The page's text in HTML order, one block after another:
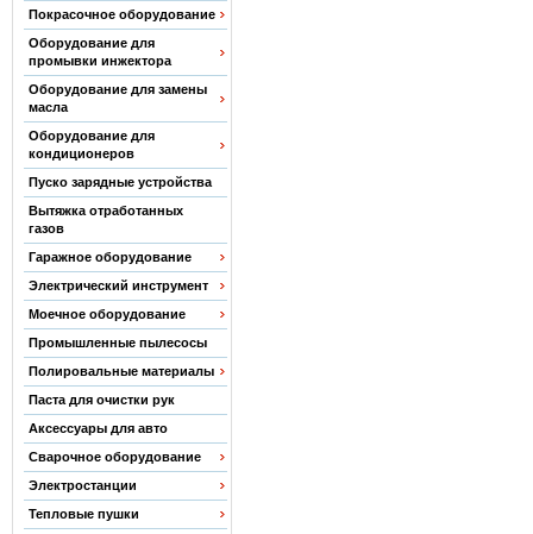
Покрасочное оборудование
Оборудование для
промывки инжектора
Оборудование для замены
масла
Оборудование для
кондиционеров
Пуско зарядные устройства
Вытяжка отработанных
газов
Гаражное оборудование
Электрический инструмент
Моечное оборудование
Промышленные пылесосы
Полировальные материалы
Паста для очистки рук
Аксессуары для авто
Сварочное оборудование
Электростанции
Тепловые пушки